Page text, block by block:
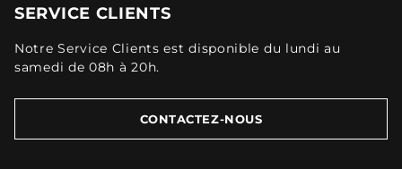
SERVICE CLIENTS
Notre Service Clients est disponible du lundi au
samedi de 08h à 20h.
CONTACTEZ-NOUS